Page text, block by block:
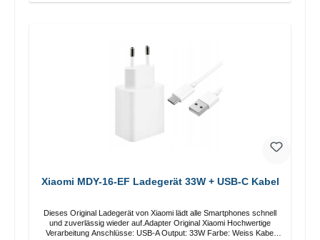
Xiaomi MDY-16-EF Ladegerät 33W + USB-C Kabel
Dieses Original Ladegerät von Xiaomi lädt alle Smartphones schnell
und zuverlässig wieder auf.Adapter Original Xiaomi Hochwertige
Verarbeitung Anschlüsse: USB-A Output: 33W Farbe: Weiss Kabel